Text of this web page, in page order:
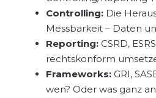
Controlling: Die
Messbarkeit – Daten
Reporting: CSRD,
rechtskonform
Frameworks: GRI,
wen? Oder was ganz